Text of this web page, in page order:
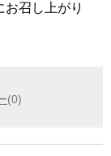
召し上がり
(0)